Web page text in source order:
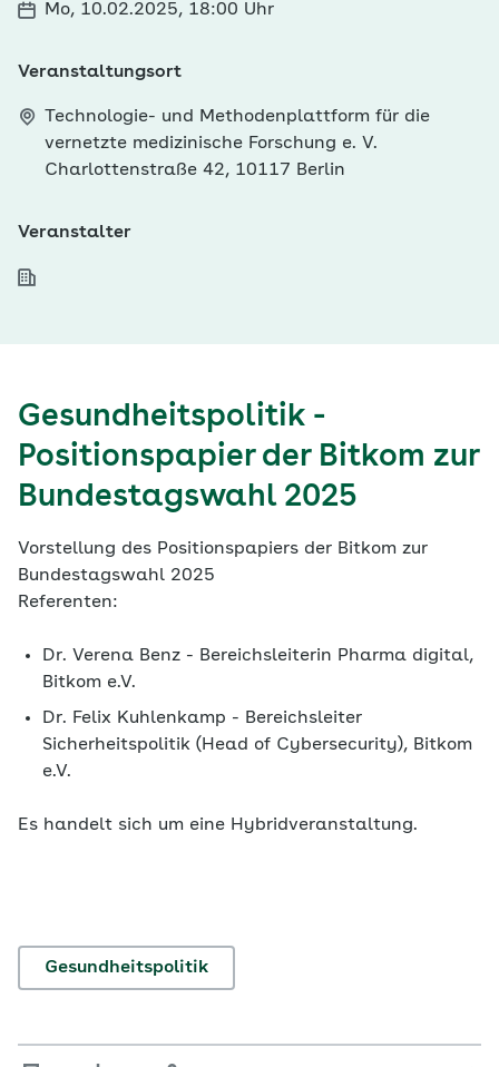
Mo, 10.02.2025, 18:00 Uhr
Veranstaltungsort
Technologie- und Methodenplattform für die
vernetzte medizinische Forschung e. V.
Charlottenstraße 42, 10117 Berlin
Veranstalter
Gesundheitspolitik -
Positionspapier der Bitkom zur
Bundestagswahl 2025
Vorstellung des Positionspapiers der Bitkom zur
Bundestagswahl 2025
Referenten:
Dr. Verena Benz - Bereichsleiterin Pharma digital,
Bitkom e.V.
Dr. Felix Kuhlenkamp - Bereichsleiter
Sicherheitspolitik (Head of Cybersecurity), Bitkom
e.V.
Es handelt sich um eine Hybridveranstaltung.
Gesundheitspolitik